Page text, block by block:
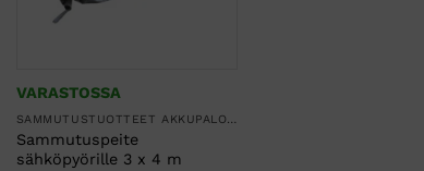
VARASTOSSA
SAMMUTUSTUOTTEET AKKUPALOILLE LI-ION
Sammutuspeite
sähköpyörille 3 x 4 m